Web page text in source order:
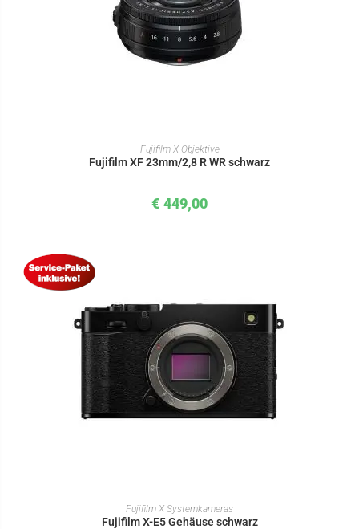
IN DEN WARENKORB
Fujifilm X Objektive
Fujifilm XF 23mm/2,8 R WR schwarz
€ 449,00
IN DEN WARENKORB
Fujifilm X Systemkameras
Fujifilm X-E5 Gehäuse schwarz